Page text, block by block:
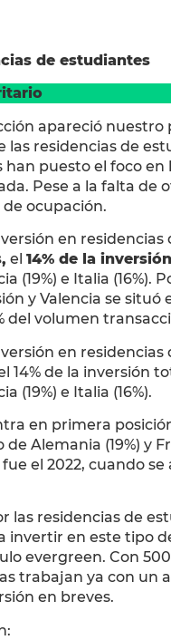
de estudiantes
apareció
residencias de
han puesto el foco
Pese a la falta
ocupación.
en
el 14% de la
(19%) e Italia (16%).
y Valencia se situó
del volumen
en
14% de la inversión
(19%) e Italia (16%).
en primera
Alemania (19%) y
el 2022, cuando
las residencias de
invertir en este tipo
evergreen. Con
trabajan ya con un
en breves.